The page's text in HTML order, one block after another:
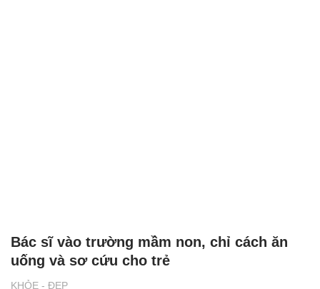
KHỎE - ĐẸP
Bác sĩ vào trường mầm non, chỉ cách ăn
uống và sơ cứu cho trẻ